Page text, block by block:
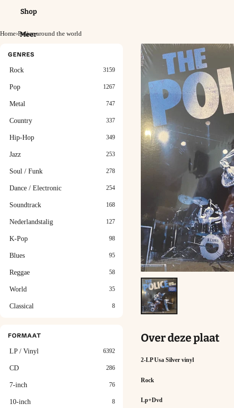
Shop
Meer
Home›Police around the world
GENRES
Rock 3159
Pop 1267
Metal 747
Country 337
Hip-Hop 349
Jazz 253
Soul / Funk 278
Dance / Electronic 254
Soundtrack 168
Nederlandstalig 127
K-Pop 98
Blues 95
Reggae 58
World 35
Classical 8
FORMAAT
LP / Vinyl 6392
CD 286
7-inch 76
10-inch 8
Over deze plaat
2-LP Usa Silver vinyl
Rock
Lp+Dvd